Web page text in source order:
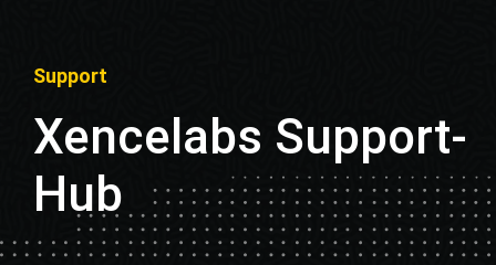
Support
Xencelabs Support-
Hub